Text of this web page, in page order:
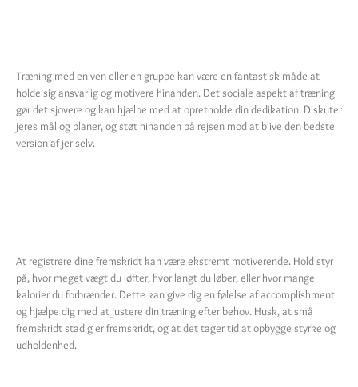
Træning med en ven eller en gruppe kan være en fantastisk måde at
holde sig ansvarlig og motivere hinanden. Det sociale aspekt af træning
gør det sjovere og kan hjælpe med at opretholde din dedikation. Diskuter
jeres mål og planer, og støt hinanden på rejsen mod at blive den bedste
version af jer selv.
At registrere dine fremskridt kan være ekstremt motiverende. Hold styr
på, hvor meget vægt du løfter, hvor langt du løber, eller hvor mange
kalorier du forbrænder. Dette kan give dig en følelse af accomplishment
og hjælpe dig med at justere din træning efter behov. Husk, at små
fremskridt stadig er fremskridt, og at det tager tid at opbygge styrke og
udholdenhed.